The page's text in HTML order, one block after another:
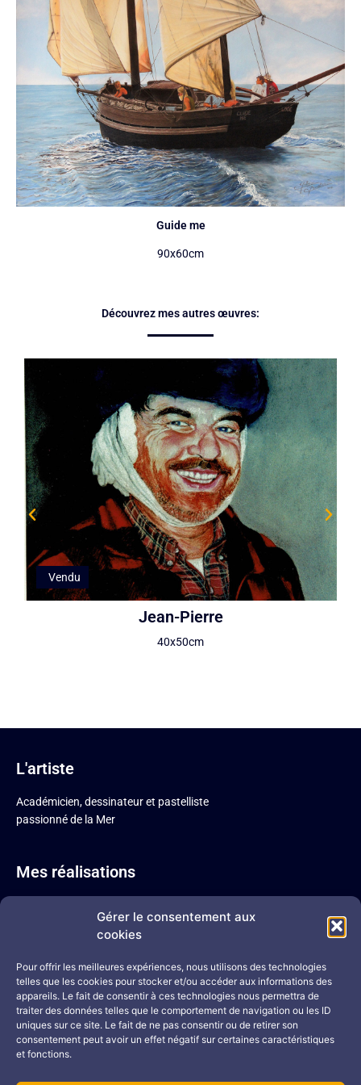
Gérer le consentement aux
cookies
Pour offrir les meilleures expériences, nous utilisons des technologies
telles que les cookies pour stocker et/ou accéder aux informations des
appareils. Le fait de consentir à ces technologies nous permettra de
traiter des données telles que le comportement de navigation ou les ID
uniques sur ce site. Le fait de ne pas consentir ou de retirer son
consentement peut avoir un effet négatif sur certaines caractéristiques
et fonctions.
Guide me
90x60cm
Découvrez mes autres œuvres:
Vendu
Jean-Pierre
40x50cm
L'artiste
Académicien, dessinateur et pastelliste
passionné de la Mer
Mes réalisations
Mine de plomb
Mine de plomb colorisée
Portraits
Me contacter